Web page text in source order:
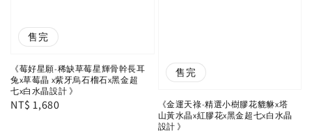
售完
《莓好星願-稀缺草莓星輝骨幹長耳
兔x草莓晶 x紫牙烏石榴石x黑金超
七x白水晶設計 》
Regular
NT$ 1,680
售完
《金運天祿-精選小樹膠花貔貅x塔
山黃水晶x紅膠花x黑金超七x白水晶
設計 》